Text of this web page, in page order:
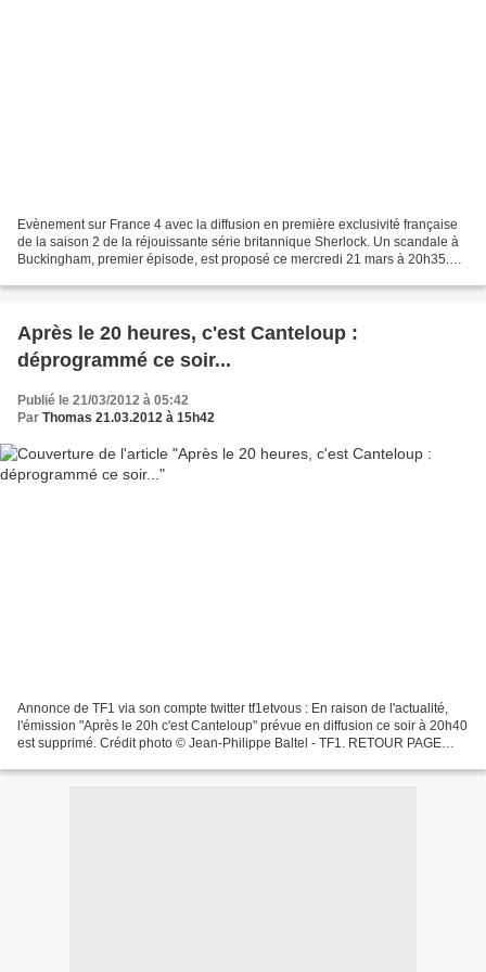
Evènement sur France 4 avec la diffusion en première exclusivité française
de la saison 2 de la réjouissante série britannique Sherlock. Un scandale à
Buckingham, premier épisode, est proposé ce mercredi 21 mars à 20h35.
Après le 20 heures, c'est Canteloup :
déprogrammé ce soir...
Publié le 21/03/2012 à 05:42
Par Thomas 21.03.2012 à 15h42
Annonce de TF1 via son compte twitter tf1etvous : En raison de l'actualité,
l'émission "Après le 20h c'est Canteloup" prévue en diffusion ce soir à 20h40
est supprimé. Crédit photo © Jean-Philippe Baltel - TF1. RETOUR PAGE